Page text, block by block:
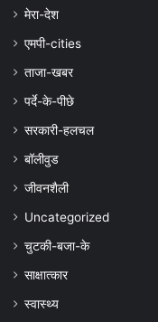
मेरा-देश
एमपी-cities
ताजा-खबर
पर्दे-के-पीछे
सरकारी-हलचल
बॉलीवुड
जीवनशैली
Uncategorized
चुटकी-बजा-के
साक्षात्कार
स्वास्थ्य